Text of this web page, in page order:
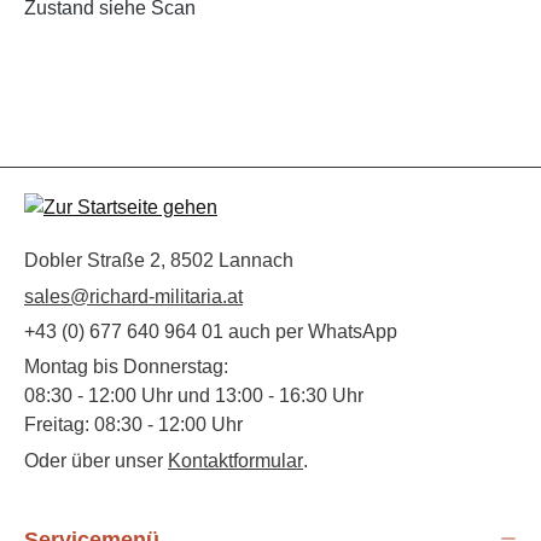
Zustand siehe Scan
Dobler Straße 2, 8502 Lannach
sales@richard-militaria.at
+43 (0) 677 640 964 01 auch per WhatsApp
Montag bis Donnerstag:
08:30 - 12:00 Uhr und 13:00 - 16:30 Uhr
Freitag: 08:30 - 12:00 Uhr
Oder über unser Kontaktformular.